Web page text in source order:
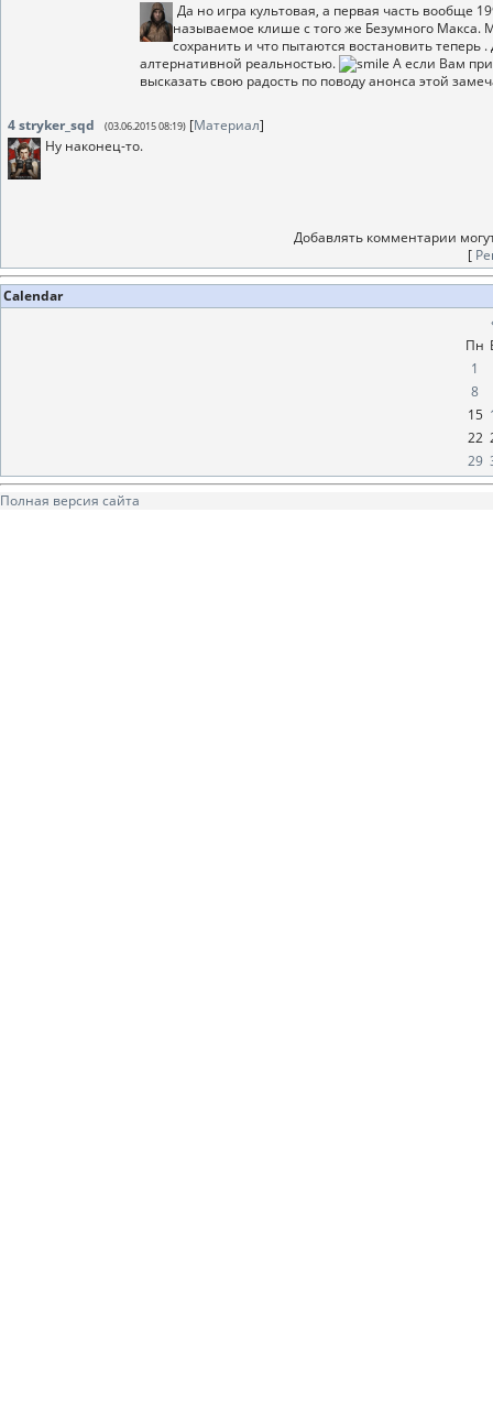
Да но игра культовая, а первая часть вообще
называемое клише с того же Безумного
сохранить и что пытаются востановить
алтернативной реальностью.
А если Вам
высказать свою радость по поводу анонса этой
4stryker_sqd (03.06.2015 08:19) [Материал]
Ну наконец-то.
Добавлять комментарии
[
Calendar
Пн
1
8
15
22
29
Полная версия сайта